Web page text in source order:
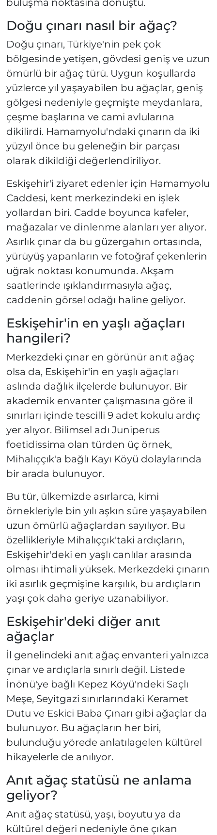
Doğu çınarı nasıl bir ağaç?
Doğu çınarı, Türkiye'nin pek çok
bölgesinde yetişen, gövdesi geniş ve uzun
ömürlü bir ağaç türü. Uygun koşullarda
yüzlerce yıl yaşayabilen bu ağaçlar, geniş
gölgesi nedeniyle geçmişte meydanlara,
çeşme başlarına ve cami avlularına
dikilirdi. Hamamyolu'ndaki çınarın da iki
yüzyıl önce bu geleneğin bir parçası
olarak dikildiği değerlendiriliyor.
Eskişehir'i ziyaret edenler için Hamamyolu
Caddesi, kent merkezindeki en işlek
yollardan biri. Cadde boyunca kafeler,
mağazalar ve dinlenme alanları yer alıyor.
Asırlık çınar da bu güzergahın ortasında,
yürüyüş yapanların ve fotoğraf çekenlerin
uğrak noktası konumunda. Akşam
saatlerinde ışıklandırmasıyla ağaç,
caddenin görsel odağı haline geliyor.
Eskişehir'in en yaşlı ağaçları
hangileri?
Merkezdeki çınar en görünür anıt ağaç
olsa da, Eskişehir'in en yaşlı ağaçları
aslında dağlık ilçelerde bulunuyor. Bir
akademik envanter çalışmasına göre il
sınırları içinde tescilli 9 adet kokulu ardıç
yer alıyor. Bilimsel adı Juniperus
foetidissima olan türden üç örnek,
Mihalıççık'a bağlı Kayı Köyü dolaylarında
bir arada bulunuyor.
Bu tür, ülkemizde asırlarca, kimi
örnekleriyle bin yılı aşkın süre yaşayabilen
uzun ömürlü ağaçlardan sayılıyor. Bu
özellikleriyle Mihalıççık'taki ardıçların,
Eskişehir'deki en yaşlı canlılar arasında
olması ihtimali yüksek. Merkezdeki çınarın
iki asırlık geçmişine karşılık, bu ardıçların
yaşı çok daha geriye uzanabiliyor.
Eskişehir'deki diğer anıt
ağaçlar
İl genelindeki anıt ağaç envanteri yalnızca
çınar ve ardıçlarla sınırlı değil. Listede
İnönü'ye bağlı Kepez Köyü'ndeki Saçlı
Meşe, Seyitgazi sınırlarındaki Keramet
Dutu ve Eskici Baba Çınarı gibi ağaçlar da
bulunuyor. Bu ağaçların her biri,
bulunduğu yörede anlatılagelen kültürel
hikayelerle de anılıyor.
Anıt ağaç statüsü ne anlama
geliyor?
Anıt ağaç statüsü, yaşı, boyutu ya da
kültürel değeri nedeniyle öne çıkan